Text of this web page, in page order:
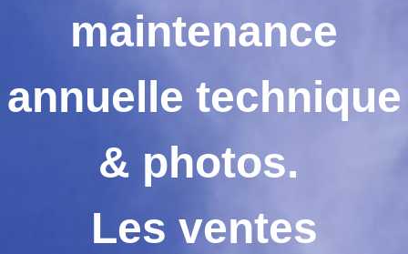
maintenance
annuelle technique
& photos.
Les ventes